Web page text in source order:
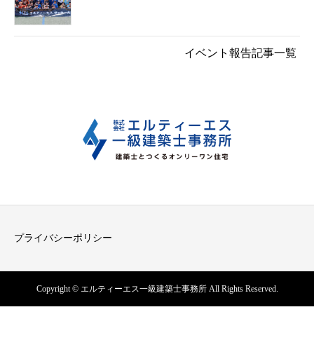
イベント報告記事一覧
プライバシーポリシー
Copyright © エルティーエス一級建築士事務所 All Rights Reserved.